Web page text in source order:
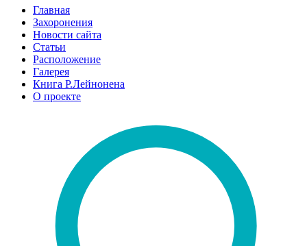
Главная
Захоронения
Новости сайта
Статьи
Расположение
Галерея
Книга Р.Лейнонена
О проекте